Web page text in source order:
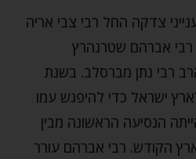
צדקה החל רבי צבי אריה
אברהם שטרנהרץ
רבי נתן מברסלב. בשנת
נסע לארץ ישראל כדי להיפגש עמו
הנסיעה הראשונה מבין
הקודש. רבי אברהם עורר